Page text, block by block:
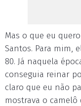
Mas o que eu
Santos. Para mim,
80. Já naquela
conseguia reinar
claro que eu não
mostrava o